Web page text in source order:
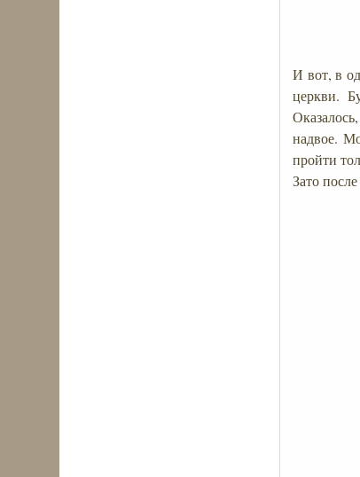
И вот, в
церкви.
надвое.
пройти
Зато